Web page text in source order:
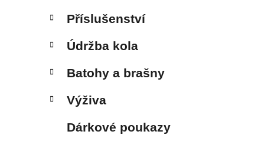
Příslušenství
Údržba kola
Batohy a brašny
Výživa
Dárkové poukazy